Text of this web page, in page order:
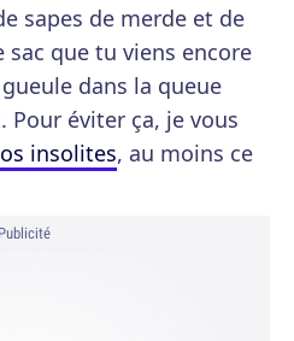
sapes de merde et de
sac que tu viens encore
dans la queue
éviter ça, je vous
insolites, au moins ce
Publicité